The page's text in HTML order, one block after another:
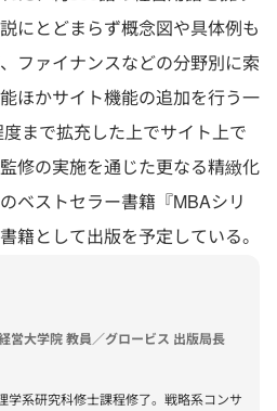
にとどまらず概念図や具体例も
ファイナンスなどの分野別に索
ほかサイト機能の追加を行う一
まで拡充した上でサイト上で
修の実施を通じた更なる精緻化
ベストセラー書籍『MBAシリ
籍として出版を予定している。
営大学院 教員／グロービス 出版局長
学系研究科修士課程修了。戦略系コンサ